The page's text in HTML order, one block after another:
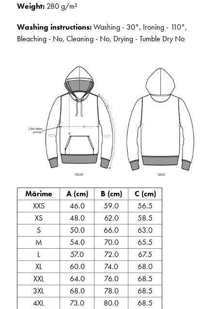
Weight: 280 g/m²
Washing instructions:Washing - 30°, Ironing - 110°,
Bleaching - No, Cleaning - No, Drying - Tumble Dry No
Mărime A (cm) B (cm)
C (cm)
XXS
46.0 59.0
56.5
XS
48.0 62.0
58.5
S
50.0 66.0
63.0
M
54.0 70.0
65.5
L
57.0 72.0
67.5
XL
60.0 74.0
68.0
XXL
64.0 76.0
68.5
3XL
68.0 78.0
68.5
4XL
73.0 80.0
68.5